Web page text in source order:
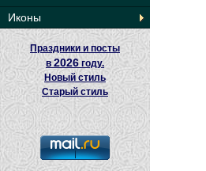
Иконы
Праздники и посты
в2026 году.
Новый стиль
Старый стиль